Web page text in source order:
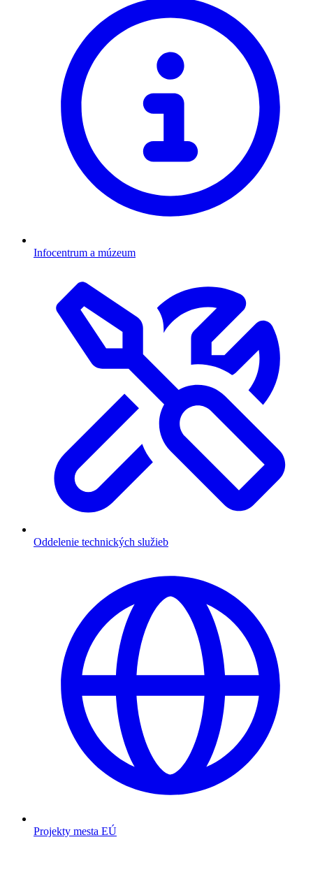
Infocentrum a múzeum
Oddelenie technických služieb
Projekty mesta EÚ